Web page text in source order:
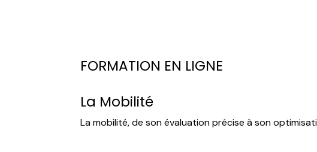
FORMATION EN LIGNE
La Mobilité
La mobilité, de son évaluation précise à son